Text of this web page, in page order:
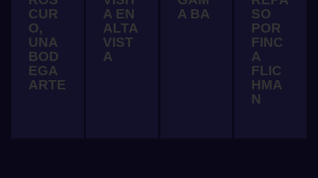
CUR
O,
UNA
BOD
EGA
ARTE
A EN
ALTA
VIST
A
A BA
SO
POR
FINC
A
FLIC
HMA
N